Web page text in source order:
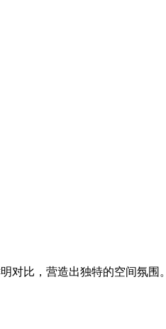
对比，营造出独特的空间氛围。